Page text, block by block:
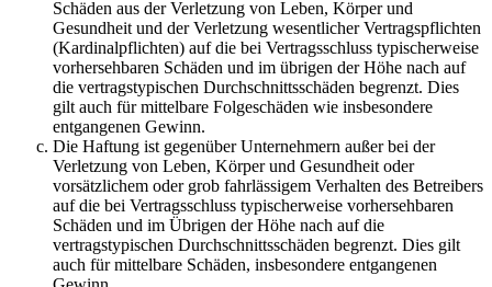
Schäden aus der Verletzung von Leben, Körper und
Gesundheit und der Verletzung wesentlicher Vertragspflichten
(Kardinalpflichten) auf die bei Vertragsschluss typischerweise
vorhersehbaren Schäden und im übrigen der Höhe nach auf
die vertragstypischen Durchschnittsschäden begrenzt. Dies
gilt auch für mittelbare Folgeschäden wie insbesondere
entgangenen Gewinn.
Die Haftung ist gegenüber Unternehmern außer bei der
Verletzung von Leben, Körper und Gesundheit oder
vorsätzlichem oder grob fahrlässigem Verhalten des Betreibers
auf die bei Vertragsschluss typischerweise vorhersehbaren
Schäden und im Übrigen der Höhe nach auf die
vertragstypischen Durchschnittsschäden begrenzt. Dies gilt
auch für mittelbare Schäden, insbesondere entgangenen